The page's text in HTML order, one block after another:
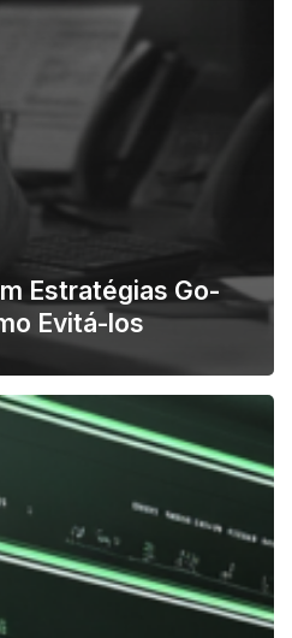
Estratégias Go-
Evitá-los